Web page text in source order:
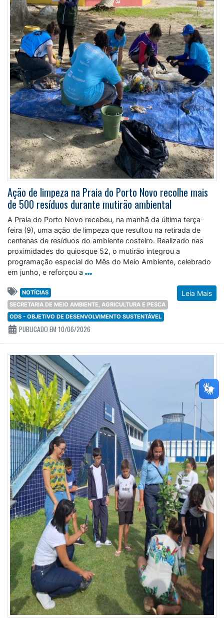
Ação de limpeza na Praia do Porto Novo recolhe mais
de 500 resíduos durante mutirão ambiental
A Praia do Porto Novo recebeu, na manhã da última terça-
feira (9), uma ação de limpeza que resultou na retirada de
centenas de resíduos do ambiente costeiro. Realizado nas
proximidades do quiosque 52, o mutirão integrou a
programação especial do Mês do Meio Ambiente, celebrado
em junho, e reforçou a
Leia Mais
NOTÍCIAS
SECRETARIA DE MEIO AMBIENTE, AGRICULTURA E PESCA
ODS - OBJETIVO DE DESENVOLVIMENTO SUSTENTÁVEL
PUBLICADO EM 10/06/2026